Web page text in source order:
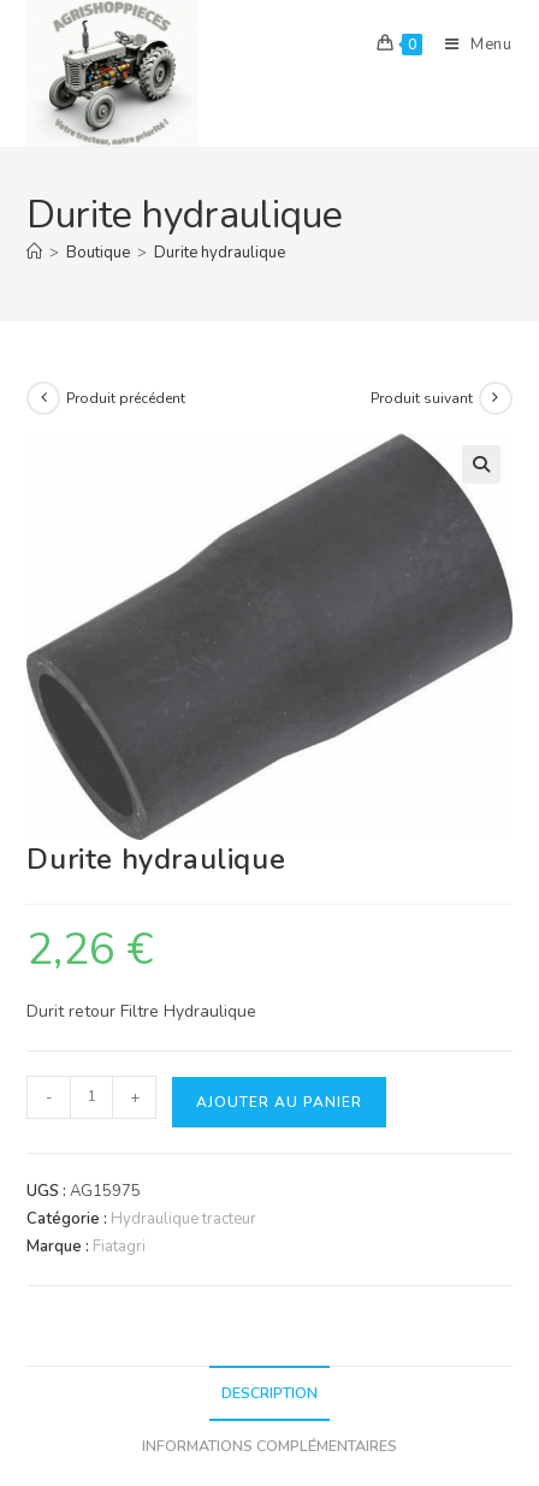
content
0 Menu
Durite hydraulique
> Boutique > Durite hydraulique
Produit précédent Produit suivant
Durite hydraulique
2,26 €
Durit retour Filtre Hydraulique
quantité
de
hydraulique
- + AJOUTER AU PANIER
UGS :AG15975
Catégorie : Hydraulique tracteur
Marque : Fiatagri
DESCRIPTION
INFORMATIONS COMPLÉMENTAIRES